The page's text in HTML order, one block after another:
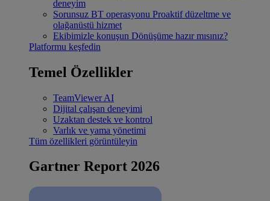
deneyim
Sorunsuz BT operasyonu Proaktif düzeltme ve
olağanüstü hizmet
Ekibimizle konuşun Dönüşüme hazır mısınız?
Platformu keşfedin
Temel Özellikler
TeamViewer AI
Dijital çalışan deneyimi
Uzaktan destek ve kontrol
Varlık ve yama yönetimi
Tüm özellikleri görüntüleyin
Gartner Report 2026